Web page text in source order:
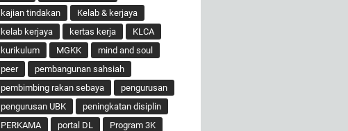
kajian tindakan
Kelab & kerjaya
kelab kerjaya
kertas kerja
KLCA
kurikulum
MGKK
mind and soul
peer
pembangunan sahsiah
pembimbing rakan sebaya
pengurusan
pengurusan UBK
peningkatan disiplin
PERKAMA
portal DL
Program 3K